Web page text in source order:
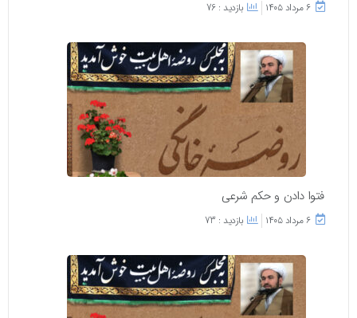
۶ مرداد ۱۴۰۵ بازدید : 76
فتوا دادن و حکم شرعی
۶ مرداد ۱۴۰۵ بازدید : 73